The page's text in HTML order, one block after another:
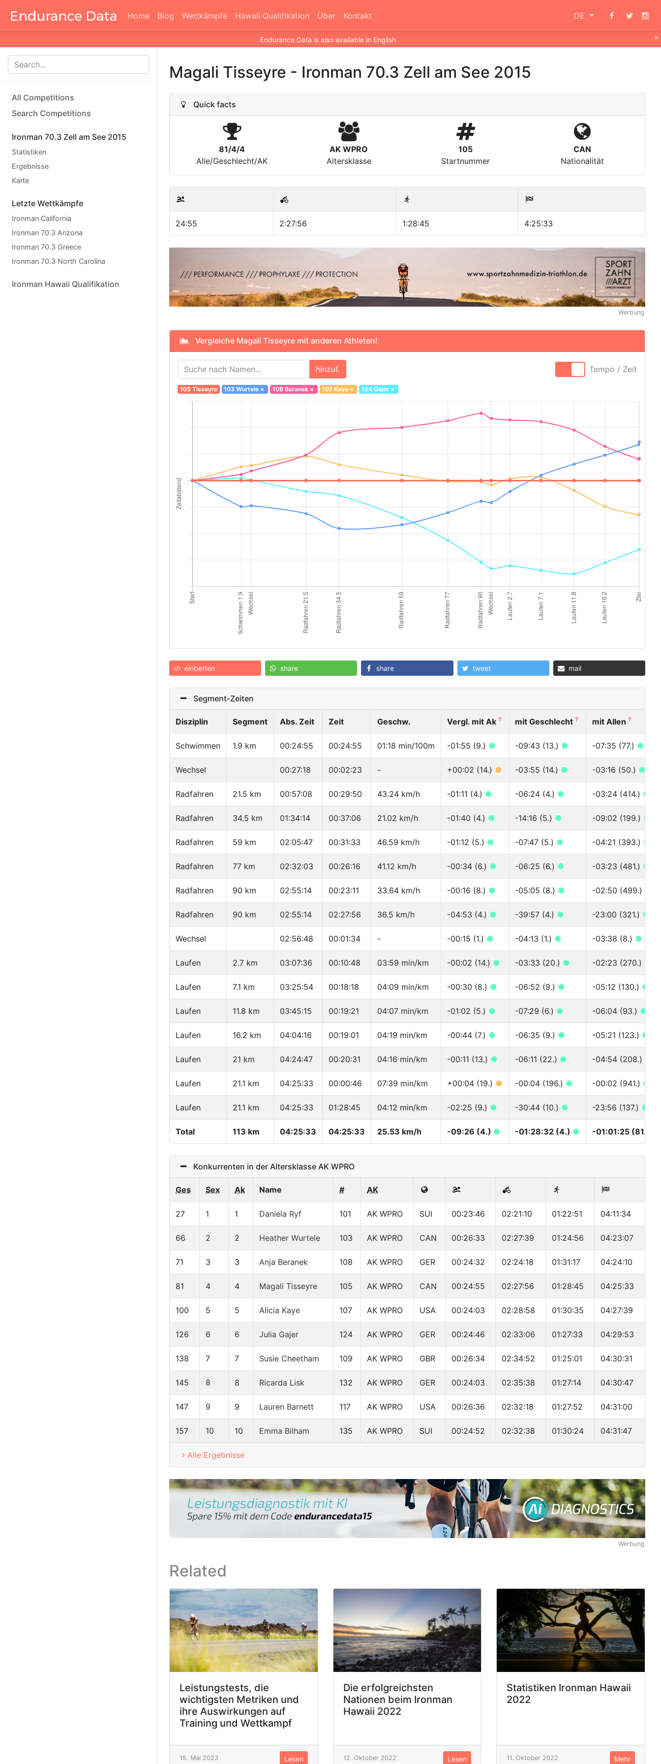
Home Blog Wettkämpfe Hawaii Qualifikation Über Kontakt DE
×
Endurance Data is also available in English
All Competitions
Search Competitions
Ironman 70.3 Zell am See 2015
Statistiken
Ergebnisse
Karte
Letzte Wettkämpfe
Ironman California
Ironman 70.3 Arizona
Ironman 70.3 Greece
Ironman 70.3 North Carolina
Ironman Hawaii Qualifikation
Magali Tisseyre - Ironman 70.3 Zell am See 2015
Quick facts
81/4/4
Alle/Geschlecht/AK
AK WPRO
Altersklasse
105
Startnummer
CAN
Nationalität
24:55 2:27:56 1:28:45 4:25:33
Werbung
Vergleiche Magali Tisseyre mit anderen Athleten!
hinzuf. Tempo / Zeit
105 Tisseyre 103 Wurtele × 108 Beranek× 107 Kaye× 124 Gajer ×
einbetten share share tweet mail
Segment-Zeiten
Disziplin Segment Abs. Zeit Zeit Geschw. Vergl. mit Ak ? mit Geschlecht ? mit Allen ?
Schwimmen 1.9 km 00:24:55 00:24:55 01:18 min/100m -01:55 (9.) ● -09:43 (13.) ● -07:35 (77.) ●
Wechsel 00:27:18 00:02:23 - +00:02 (14.) ● -03:55 (14.) ● -03:16 (50.) ●
Radfahren 21.5 km 00:57:08 00:29:50 43.24 km/h -01:11 (4.) ● -06:24 (4.) ● -03:24 (414.) ●
Radfahren 34.5 km 01:34:14 00:37:06 21.02 km/h -01:40 (4.) ● -14:16 (5.) ● -09:02 (199.) ●
Radfahren 59 km 02:05:47 00:31:33 46.59 km/h -01:12 (5.) ● -07:47 (5.) ● -04:21 (393.) ●
Radfahren 77 km 02:32:03 00:26:16 41.12 km/h -00:34 (6.) ● -06:25 (6.) ● -03:23 (481.) ●
Radfahren 90 km 02:55:14 00:23:11 33.64 km/h -00:16 (8.) ● -05:05 (8.) ● -02:50 (499.)
Radfahren 90 km 02:55:14 02:27:56 36.5 km/h -04:53 (4.) ● -39:57 (4.) ● -23:00 (321.) ●
Wechsel 02:56:48 00:01:34 - -00:15 (1.) ● -04:13 (1.) ● -03:38 (8.) ●
Laufen 2.7 km 03:07:36 00:10:48 03:59 min/km -00:02 (14.) ● -03:33 (20.) ● -02:23 (270.)
Laufen 7.1 km 03:25:54 00:18:18 04:09 min/km -00:30 (8.) ● -06:52 (9.) ● -05:12 (130.) ●
Laufen 11.8 km 03:45:15 00:19:21 04:07 min/km -01:02 (5.) ● -07:29 (6.) ● -06:04 (93.) ●
Laufen 16.2 km 04:04:16 00:19:01 04:19 min/km -00:44 (7.) ● -06:35 (9.) ● -05:21 (123.) ●
Laufen 21 km 04:24:47 00:20:31 04:16 min/km -00:11 (13.) ● -06:11 (22.) ● -04:54 (208.)
Laufen 21.1 km 04:25:33 00:00:46 07:39 min/km +00:04 (19.) ● -00:04 (196.) ● -00:02 (941.) ●
Laufen 21.1 km 04:25:33 01:28:45 04:12 min/km -02:25 (9.) ● -30:44 (10.) ● -23:56 (137.) ●
Total 113 km 04:25:33 04:25:33 25.53 km/h -09:26 (4.) ● -01:28:32 (4.) ● -01:01:25 (81.)
Konkurrenten in der Altersklasse AK WPRO
Ges Sex Ak Name # AK
27 1 1 Daniela Ryf 101 AK WPRO SUI 00:23:46 02:21:10 01:22:51 04:11:34
66 2 2 Heather Wurtele 103 AK WPRO CAN 00:26:33 02:27:39 01:24:56 04:23:07
71 3 3 Anja Beranek 108 AK WPRO GER 00:24:32 02:24:18 01:31:17 04:24:10
81 4 4 Magali Tisseyre 105 AK WPRO CAN 00:24:55 02:27:56 01:28:45 04:25:33
100 5 5 Alicia Kaye 107 AK WPRO USA 00:24:03 02:28:58 01:30:35 04:27:39
126 6 6 Julia Gajer 124 AK WPRO GER 00:24:46 02:33:06 01:27:33 04:29:53
138 7 7 Susie Cheetham 109 AK WPRO GBR 00:26:34 02:34:52 01:25:01 04:30:31
145 8 8 Ricarda Lisk 132 AK WPRO GER 00:24:03 02:35:38 01:27:14 04:30:47
147 9 9 Lauren Barnett 117 AK WPRO USA 00:26:36 02:32:18 01:27:52 04:31:00
157 10 10 Emma Bilham 135 AK WPRO SUI 00:24:52 02:32:38 01:30:24 04:31:47
Alle Ergebnisse
Werbung
Related
Leistungstests, die
wichtigsten Metriken und
ihre Auswirkungen auf
Training und Wettkampf
15. Mai 2023 Lesen
Die erfolgreichsten
Nationen beim Ironman
Hawaii 2022
12. Oktober 2022 Lesen
Statistiken Ironman Hawaii
2022
11. Oktober 2022 Mehr